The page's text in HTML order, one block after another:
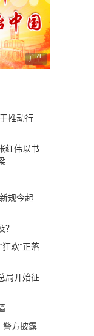
广告
推动行
红伟以书
规今起
欢”正落
局开始征
警方披露